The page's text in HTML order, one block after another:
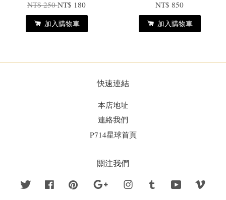
NT$ 250NT$ 180
加入購物車
NT$ 850
加入購物車
快速連結
本店地址
連絡我們
P714星球首頁
關注我們
Twitter Facebook Pinterest Google Instagram Tumblr YouTube